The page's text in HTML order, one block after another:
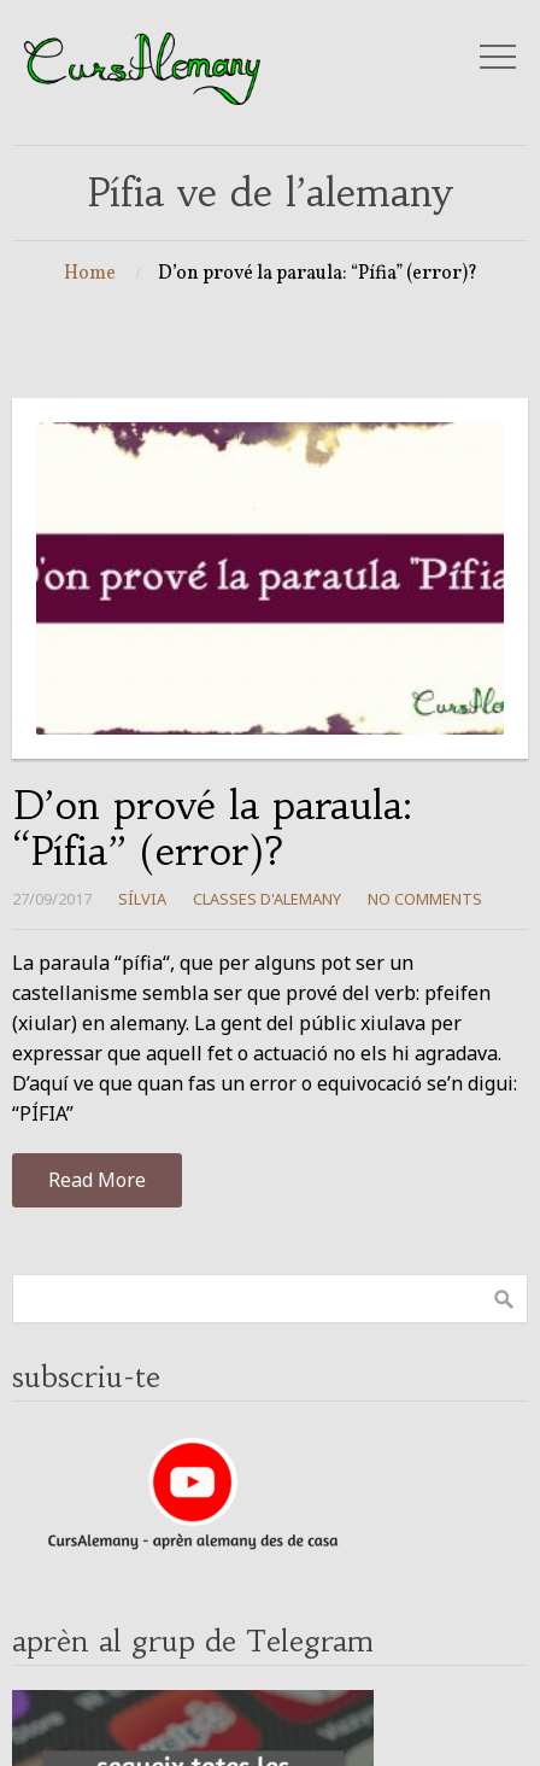
Pífia ve de l’alemany
Home D’on prové la paraula: “Pífia” (error)?
D’on prové la paraula:
“Pífia” (error)?
27/09/2017 SÍLVIA CLASSES D'ALEMANY NO COMMENTS
La paraula “pífia“, que per alguns pot ser un
castellanisme sembla ser que prové del verb: pfeifen
(xiular) en alemany. La gent del públic xiulava per
expressar que aquell fet o actuació no els hi agradava.
D’aquí ve que quan fas un error o equivocació se’n digui:
“PÍFIA”
Read More
subscriu-te
aprèn al grup de Telegram